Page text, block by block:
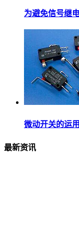
为避免信号继
微动开关的运
最新资讯